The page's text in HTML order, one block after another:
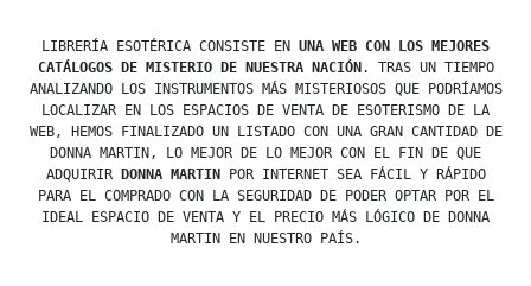
LIBRERÍA ESOTÉRICA CONSISTE EN UNA WEB CON LOS MEJORES
CATÁLOGOS DE MISTERIO DE NUESTRA NACIÓN . TRAS UN TIEMPO
ANALIZANDO LOS INSTRUMENTOS MÁS MISTERIOSOS QUE PODRÍAMOS
LOCALIZAR EN LOS ESPACIOS DE VENTA DE ESOTERISMO DE LA
WEB, HEMOS FINALIZADO UN LISTADO CON UNA GRAN CANTIDAD DE
DONNA MARTIN, LO MEJOR DE LO MEJOR CON EL FIN DE QUE
ADQUIRIR
DONNA MARTIN
POR INTERNET SEA FÁCIL Y RÁPIDO
PARA EL COMPRADO CON LA SEGURIDAD DE PODER OPTAR POR EL
IDEAL ESPACIO DE VENTA Y EL PRECIO MÁS LÓGICO DE DONNA
MARTIN EN NUESTRO PAÍS.